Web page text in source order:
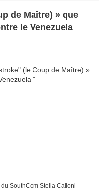
de Maître) » que
contre le Venezuela
du SouthCom Stella Calloni